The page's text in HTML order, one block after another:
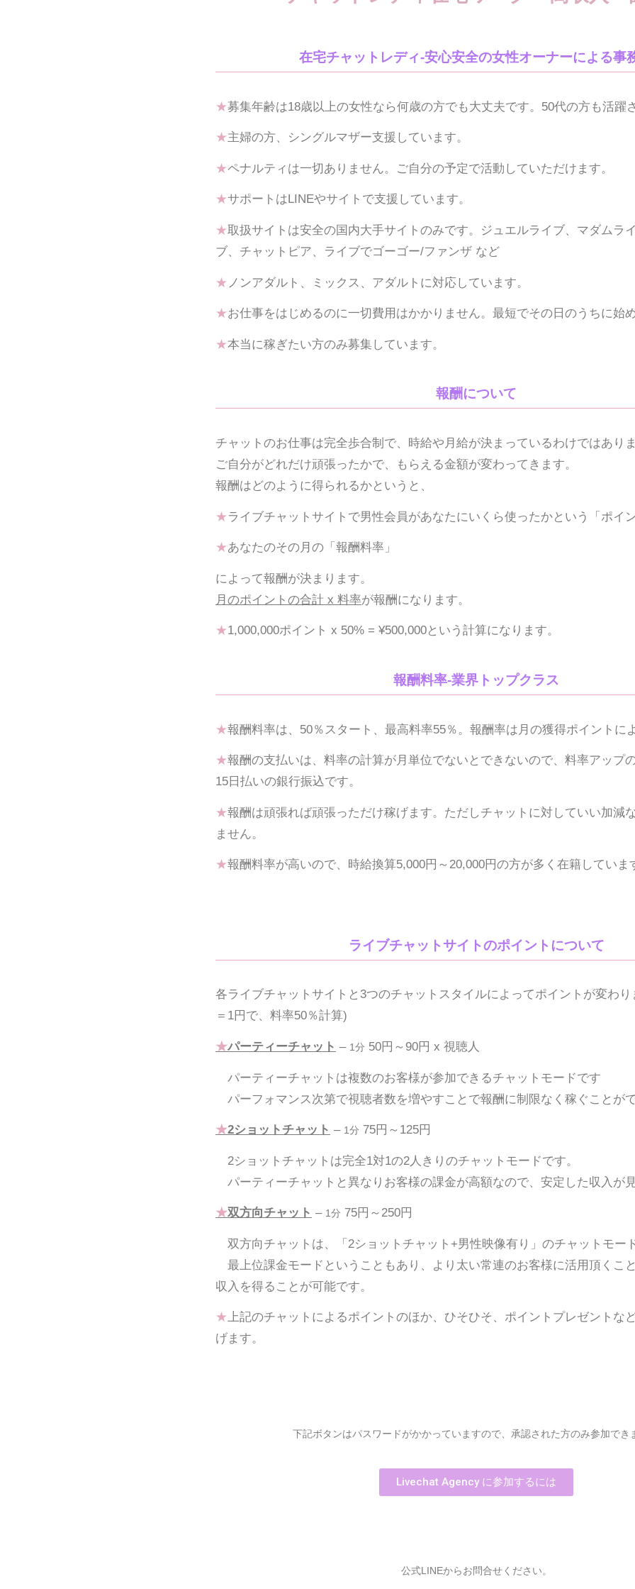
在宅チャットレディ-安心安全の女性オーナーによる事
★募集年齢は18歳以上の女性なら何歳の方でも大丈夫です。50代の方も活躍
★主婦の方、シングルマザー支援しています。
★ペナルティは一切ありません。ご自分の予定で活動していただけます。
★サポートはLINEやサイトで支援しています。
★取扱サイトは安全の国内大手サイトのみです。ジュエルライブ、マダムラ
ブ、チャットピア、ライブでゴーゴー/ファンザ など
★ ノンアダルト、ミックス、アダルトに対応しています。
★お仕事をはじめるのに一切費用はかかりません。最短でその日のうちに始め
★本当に稼ぎたい方のみ募集しています。
報酬について
チャットのお仕事は完全歩合制で、時給や月給が決まっているわけではありま
ご自分がどれだけ頑張ったかで、もらえる金額が変わってきます。
報酬はどのように得られるかというと、
★ライブチャットサイトで男性会員があなたにいくら使ったかという「ポイン
★あなたのその月の「報酬料率」
によって報酬が決まります。
月のポイントの合計 x 料率が報酬になります。
★1,000,000ポイント x 50% = ¥500,000という計算になります。
報酬料率-業界トップクラス
★報酬料率は、50％スタート、最高料率55％。報酬率は月の獲得ポイントに
★報酬の支払いは、料率の計算が月単位でないとできないので、料率アップ
15日払いの銀行振込です。
★報酬は頑張れば頑張っただけ稼げます。ただしチャットに対していい加減
ません。
★報酬料率が高いので、時給換算5,000円～20,000円の方が多く在籍していま
ライブチャットサイトのポイントについて
各ライブチャットサイトと3つのチャットスタイルによってポイントが変わり
＝1円で、料率50％計算)
★パーティーチャット – 1分 50円～90円 x 視聴人
パーティーチャットは複数のお客様が参加できるチャットモードです
パーフォマンス次第で視聴者数を増やすことで報酬に制限なく稼ぐことがで
★2ショットチャット – 1分 75円～125円
2ショットチャットは完全1対1の2人きりのチャットモードです。
パーティーチャットと異なりお客様の課金が高額なので、安定した収入が見
★双方向チャット – 1分 75円～250円
双方向チャットは、「2ショットチャット+男性映像有り」のチャットモード
最上位課金モードということもあり、より太い常連のお客様に活用頂くこ
収入を得ることが可能です。
★上記のチャットによるポイントのほか、ひそひそ、ポイントプレゼントな
げます。
下記ボタンはパスワードがかかっていますので、承認された方のみ参加でき
Livechat Agency に参加するには
公式LINEからお問合せください。